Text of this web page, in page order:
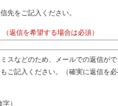
先をご記入ください。
（返信を希望する場合は必須）
スなどのため、メールでの返信が
ご記入ください。（確実に返信を
）